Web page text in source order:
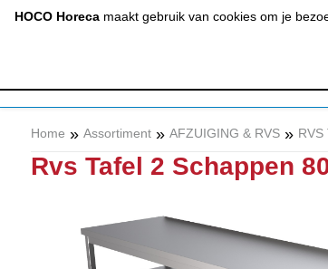
HOCO Horecamaakt gebruik van cookies om je
(020) 497 6325 info@hocohoreca.nl
Home » Assortiment » AFZUIGING & RVS » RVS
Rvs Tafel 2 Schappen